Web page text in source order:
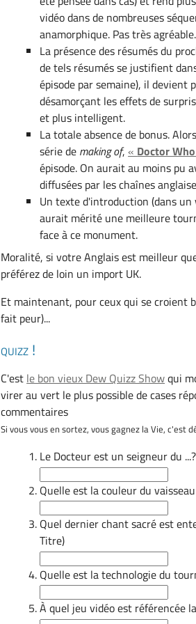
vidéo dans de nombreuses
anamorphique. Pas très agréable.
La présence des résumés du
de tels résumés se justifient
épisode par semaine), il
désamorçant les effets de
et plus intelligent.
La totale absence de bonus.
série de making of,« Doctor
épisode. On aurait au moins pu
diffusées par les chaînes
Un texte d'introduction (dans
aurait mérité une meilleure
face à ce monument.
Moralité, si votre Anglais est meilleur
préférez de loin un import UK.
Et maintenant, pour ceux qui se croient
fait peur)...
quizz !
C'est le bon vieux Dew Quizz Showqui
virer au vert le plus possible de cases
commentaires
Si vous vous en sortez, vous gagnez la Vie, c'est
Le Docteur est un seigneur du ...?
Quelle est la couleur du
Quel dernier chant sacré est
Titre)
Quelle est la technologie du
À quel jeu vidéo est référencée